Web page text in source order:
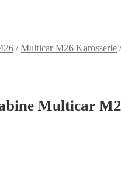
/Multicar M26 Karosserie
Multicar